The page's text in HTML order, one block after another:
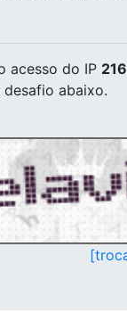
acesso do IP
abaixo.